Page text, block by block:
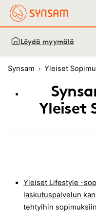
Löydä myymälä
Synsam Yleiset
Yleiset
Yleiset Lifestyle -
laskutuspalvelun
tehtyihin